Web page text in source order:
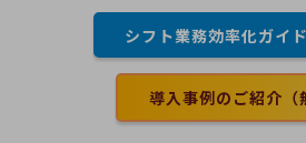
シフト業務効率化ガイド
導入事例のご紹介（